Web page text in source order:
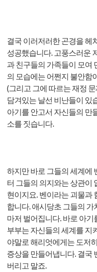
결국 이러저러한 곤경을 헤
성공했습니다. 고풍스러운
과 친구들의 가족들이 모여
의 모습에는 어쩐지 불안함
(그리고 그에 따르는 재정
담겨있는 날선 비난들이 있
아기를 안고서 자신들의 만
소를 짓습니다.
하지만 바로 그들의 세계에
터 그들의 의지와는 상관이
현이지요. 벤이라는 괴물과
합니다. 애시당초 그들의
마저 벌어집니다. 바로 아
부부는 자신들의 세계를 지
야말로 해리엇에게는 도저
증상을 만들어냅니다. 결국
버리고 말죠.